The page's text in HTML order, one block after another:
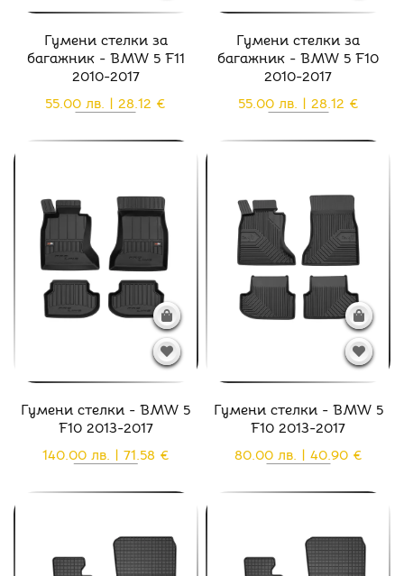
Гумени стелки за
багажник - BMW 5 F11
2010-2017
55.00 лв. | 28.12 €
Гумени стелки за
багажник - BMW 5 F10
2010-2017
55.00 лв. | 28.12 €
Гумени стелки - BMW 5
F10 2013-2017
140.00 лв. | 71.58 €
Гумени стелки - BMW 5
F10 2013-2017
80.00 лв. | 40.90 €